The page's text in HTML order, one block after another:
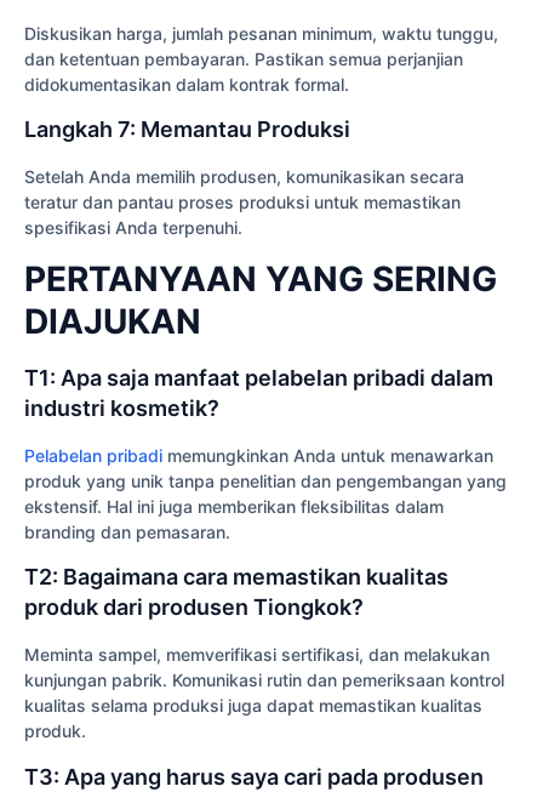
Diskusikan harga, jumlah pesanan minimum, waktu tunggu,
dan ketentuan pembayaran. Pastikan semua perjanjian
didokumentasikan dalam kontrak formal.
Langkah 7: Memantau Produksi
Setelah Anda memilih produsen, komunikasikan secara
teratur dan pantau proses produksi untuk memastikan
spesifikasi Anda terpenuhi.
PERTANYAAN YANG SERING
DIAJUKAN
T1: Apa saja manfaat pelabelan pribadi dalam
industri kosmetik?
Pelabelan pribadi memungkinkan Anda untuk menawarkan
produk yang unik tanpa penelitian dan pengembangan yang
ekstensif. Hal ini juga memberikan fleksibilitas dalam
branding dan pemasaran.
T2: Bagaimana cara memastikan kualitas
produk dari produsen Tiongkok?
Meminta sampel, memverifikasi sertifikasi, dan melakukan
kunjungan pabrik. Komunikasi rutin dan pemeriksaan kontrol
kualitas selama produksi juga dapat memastikan kualitas
produk.
T3: Apa yang harus saya cari pada produsen